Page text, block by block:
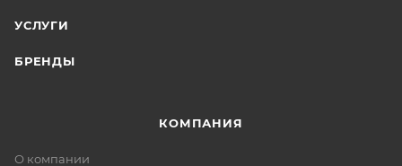
УСЛУГИ
БРЕНДЫ
КОМПАНИЯ
О компании